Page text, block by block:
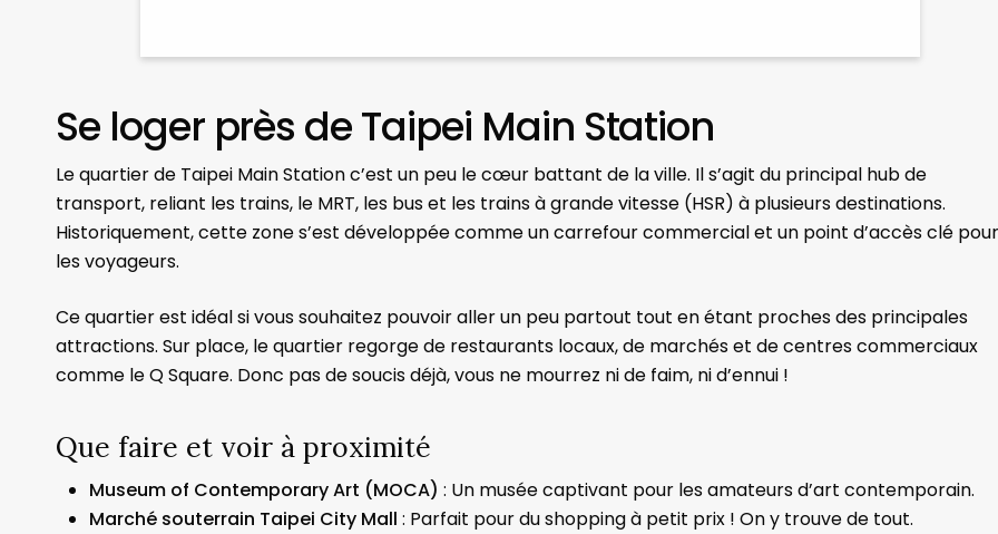
Se loger près de Taipei Main Station
Le quartier de Taipei Main Station c’est un peu le cœur battant de la ville. Il s’agit du principal hub de
transport, reliant les trains, le MRT, les bus et les trains à grande vitesse (HSR) à plusieurs destinations.
Historiquement, cette zone s’est développée comme un carrefour commercial et un point d’accès clé pour
les voyageurs.
Ce quartier est idéal si vous souhaitez pouvoir aller un peu partout tout en étant proches des principales
attractions. Sur place, le quartier regorge de restaurants locaux, de marchés et de centres commerciaux
comme le Q Square. Donc pas de soucis déjà, vous ne mourrez ni de faim, ni d’ennui !
Que faire et voir à proximité
Museum of Contemporary Art (MOCA) : Un musée captivant pour les amateurs d’art contemporain.
Marché souterrain Taipei City Mall : Parfait pour du shopping à petit prix ! On y trouve de tout.